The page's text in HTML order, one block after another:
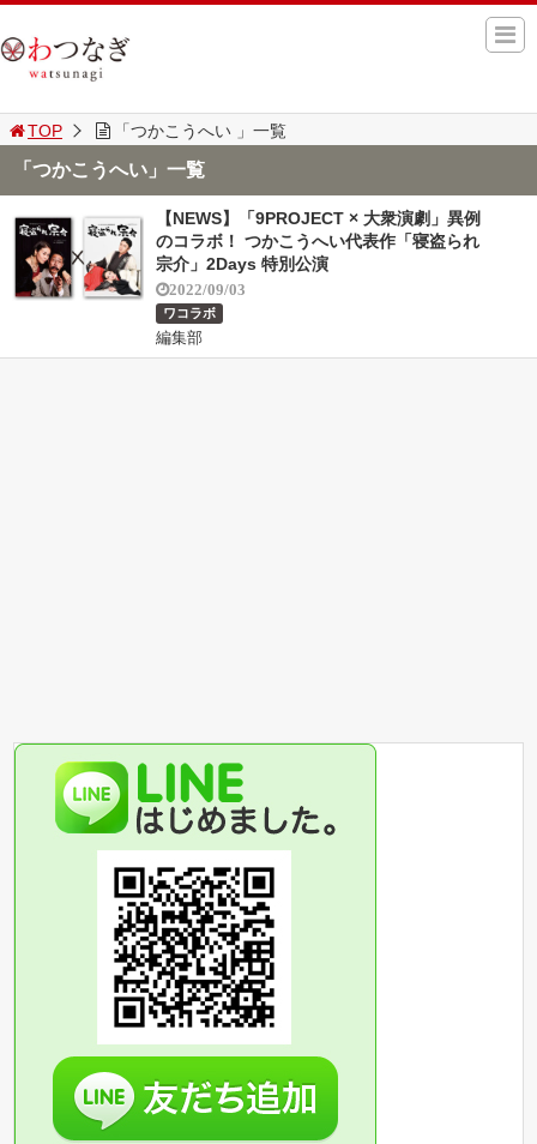
TOP 「つかこうへい 」一覧
「つかこうへい」一覧
【NEWS】「9PROJECT × 大衆演劇」異例
のコラボ！ つかこうへい代表作「寝盗られ
宗介」2Days 特別公演
2022/09/03
ワコラボ
編集部